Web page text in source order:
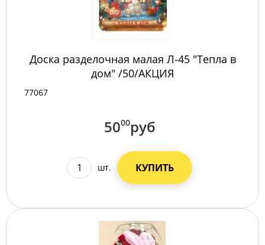
Доска разделочная малая Л-45 "Тепла в
дом" /50/АКЦИЯ
77067
5000руб
шт. КУПИТЬ